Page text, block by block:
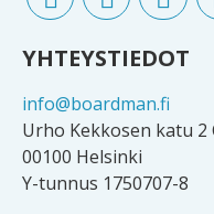
YHTEYSTIEDOT
info@boardman.fi
Urho Kekkosen katu 2
00100 Helsinki
Y-tunnus 1750707-8